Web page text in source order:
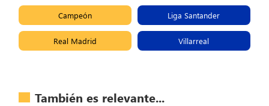
Campeón Liga Santander
Real Madrid Villarreal
También es relevante...